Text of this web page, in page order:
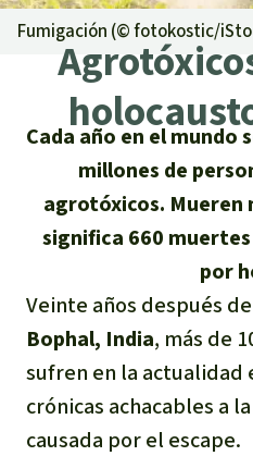
Info
Temas
Clima
Salva la
Salva la
Acerca de
40 años
En los
FAQ
Búsqueda
Español
English
Français
Urgen
Certificados
Preguntas y
Donar para
Bienestar
Defensa de
Defensoras
selva
Donar para
Sudeste de
África
Fumigación (©fotokostic/
Cada año en el mundo
millones de
agrotóxicos. Mueren
significa 660
por
Veinte años después
Bophal, India, más de
sufren en la actualidad
crónicas achacables a
causada por el escape.